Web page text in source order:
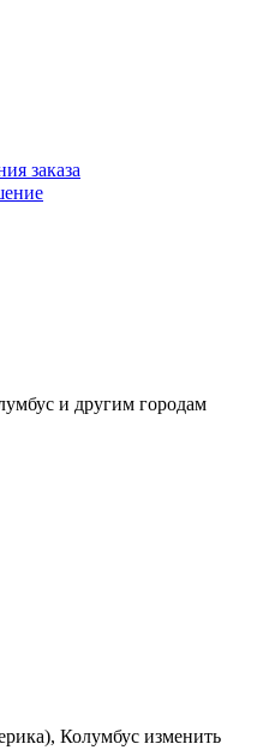
заказа
и другим городам
Колумбус изменить